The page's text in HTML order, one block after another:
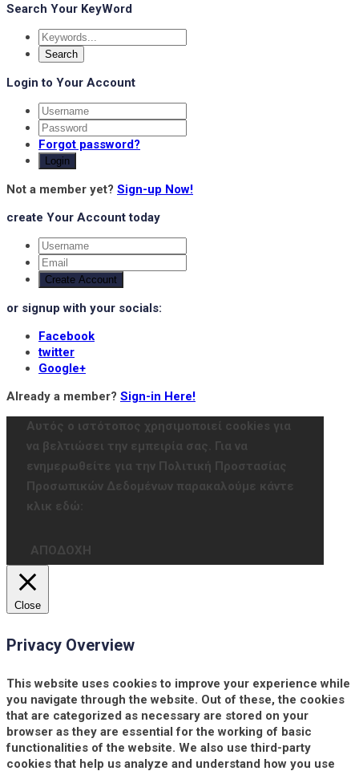
Search Your KeyWord
Login to Your Account
Forgot password?
Login
Not a member yet? Sign-up Now!
create Your Account today
Create Account
or signup with your socials:
Facebook
twitter
Google+
Already a member? Sign-in Here!
Αυτός ο ιστότοπος χρησιμοποιεί cookies για
να βελτιώσει την εμπειρία σας. Για να
ενημερωθείτε για την Πολιτική Προστασίας
Προσωπικών Δεδομένων παρακαλούμε κάντε
κλικ εδώ:
ΑΠΟΔΟΧΗ
Close
Privacy Overview
This website uses cookies to improve your experience while
you navigate through the website. Out of these, the cookies
that are categorized as necessary are stored on your
browser as they are essential for the working of basic
functionalities of the website. We also use third-party
cookies that help us analyze and understand how you use